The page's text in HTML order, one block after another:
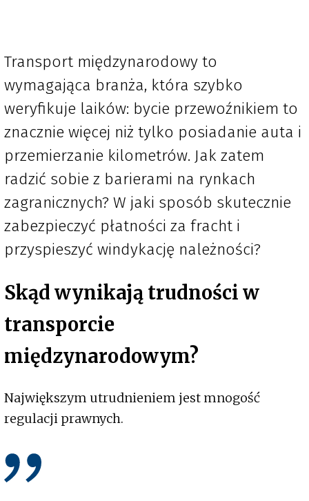
Transport międzynarodowy to
wymagająca branża, która szybko
weryfikuje laików: bycie przewoźnikiem to
znacznie więcej niż tylko posiadanie auta i
przemierzanie kilometrów. Jak zatem
radzić sobie z barierami na rynkach
zagranicznych? W jaki sposób skutecznie
zabezpieczyć płatności za fracht i
przyspieszyć windykację należności?
Skąd wynikają trudności w
transporcie
międzynarodowym?
Największym utrudnieniem jest mnogość
regulacji prawnych.